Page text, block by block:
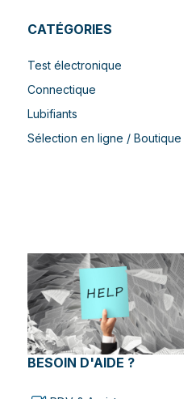
CATÉGORIES
Test électronique
Connectique
Lubifiants
Sélection en ligne / Boutique
BESOIN D'AIDE ?